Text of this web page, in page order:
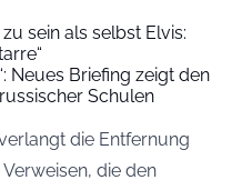
sein als selbst Elvis:
Neues Briefing zeigt den
Schulen
die Entfernung
die den